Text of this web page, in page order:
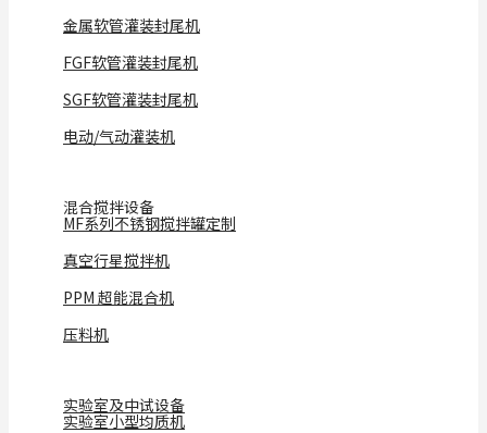
金属软管灌装封尾机
FGF软管灌装封尾机
SGF软管灌装封尾机
电动/气动灌装机
混合搅拌设备
MF系列不锈钢搅拌罐定制
真空行星搅拌机
PPM 超能混合机
压料机
实验室及中试设备
实验室小型均质机